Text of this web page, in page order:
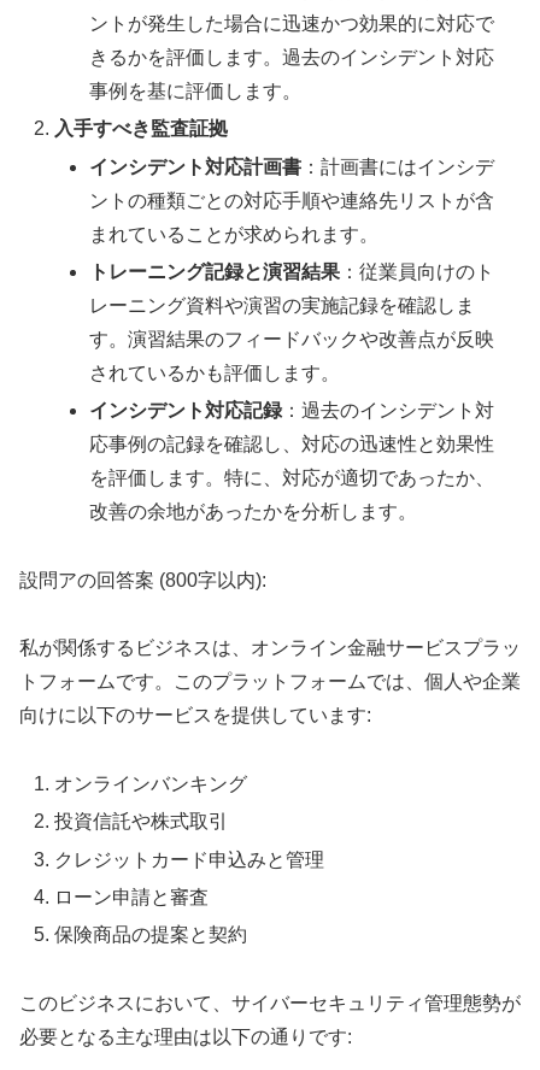
ントが発生した場合に迅速かつ効果的に対応で
きるかを評価します。過去のインシデント対応
事例を基に評価します。
入手すべき監査証拠
インシデント対応計画書 ：計画書にはインシデ
ントの種類ごとの対応手順や連絡先リストが含
まれていることが求められます。
トレーニング記録と演習結果 ：従業員向けのト
レーニング資料や演習の実施記録を確認しま
す。演習結果のフィードバックや改善点が反映
されているかも評価します。
インシデント対応記録 ：過去のインシデント対
応事例の記録を確認し、対応の迅速性と効果性
を評価します。特に、対応が適切であったか、
改善の余地があったかを分析します。
設問アの回答案 (800字以内):
私が関係するビジネスは、オンライン金融サービスプラッ
トフォームです。このプラットフォームでは、個人や企業
向けに以下のサービスを提供しています:
オンラインバンキング
投資信託や株式取引
クレジットカード申込みと管理
ローン申請と審査
保険商品の提案と契約
このビジネスにおいて、サイバーセキュリティ管理態勢が
必要となる主な理由は以下の通りです: